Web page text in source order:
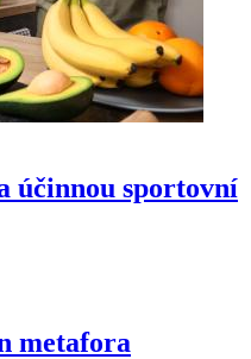
účinnou sportovní
metafora